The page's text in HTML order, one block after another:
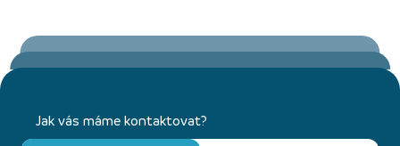
Jak vás máme kontaktovat?